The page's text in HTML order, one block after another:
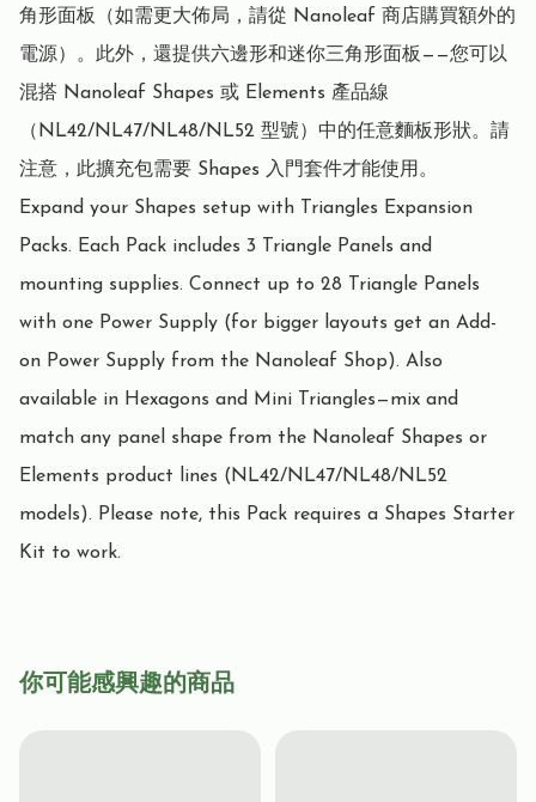
角形面板（如需更大佈局，請從 Nanoleaf 商店購買額外的
電源）。此外，還提供六邊形和迷你三角形面板——您可以
混搭 Nanoleaf Shapes 或 Elements 產品線
（NL42/NL47/NL48/NL52 型號）中的任意麵板形狀。請
注意，此擴充包需要 Shapes 入門套件才能使用。
Expand your Shapes setup with Triangles Expansion
Packs. Each Pack includes 3 Triangle Panels and
mounting supplies. Connect up to 28 Triangle Panels
with one Power Supply (for bigger layouts get an Add-
on Power Supply from the Nanoleaf Shop). Also
available in Hexagons and Mini Triangles—mix and
match any panel shape from the Nanoleaf Shapes or
Elements product lines (NL42/NL47/NL48/NL52
models). Please note, this Pack requires a Shapes Starter
Kit to work.
你可能感興趣的商品